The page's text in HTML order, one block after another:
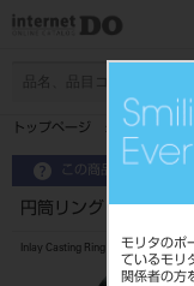
モリタのポ
ているモリ
関係者の方
トップページ 円筒リン
この商品に関するお問
円筒リング 3個組（L
Inlay Casting Ring（Cylinder）